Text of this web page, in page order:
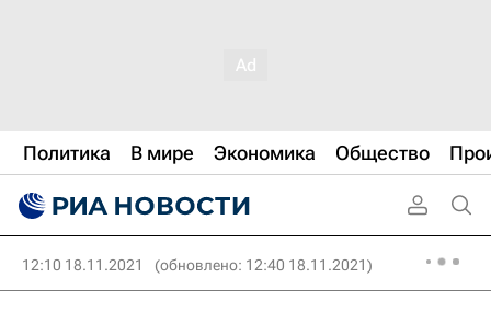
Политика В мире Экономика Общество
12:10 18.11.2021 (обновлено: 12:40 18.11.2021)